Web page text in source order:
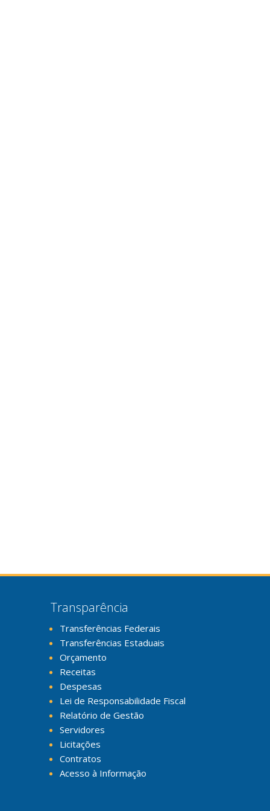
Transparência
Transferências Federais
Transferências Estaduais
Orçamento
Receitas
Despesas
Lei de Responsabilidade Fiscal
Relatório de Gestão
Servidores
Licitações
Contratos
Acesso à Informação